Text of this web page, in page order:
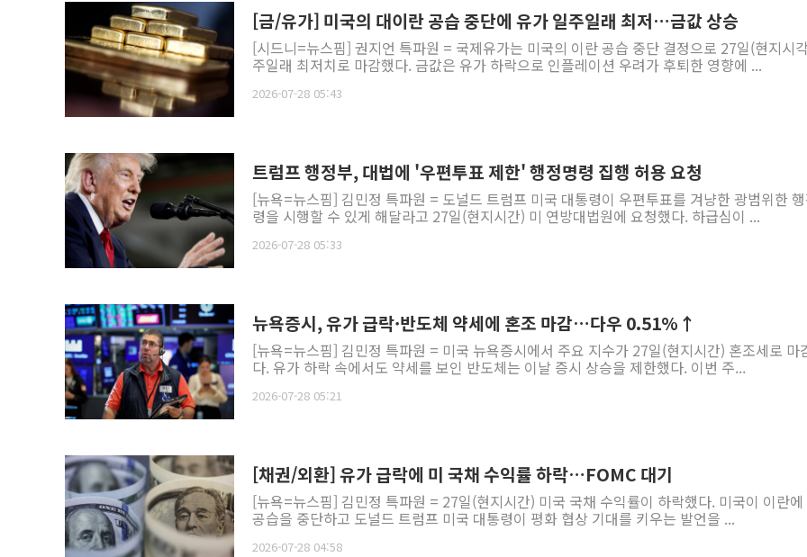
[금/유가] 미국의 대이란 공습 중단에 유가 일주일래 최저…금값 상승
[시드니=뉴스핌] 권지언 특파원 = 국제유가는 미국의 이란 공습 중단 결정으로 27일(현지시
주일래 최저치로 마감했다. 금값은 유가 하락으로 인플레이션 우려가 후퇴한 영향에 ...
2026-07-28 05:43
트럼프 행정부, 대법에 '우편투표 제한' 행정명령 집행 허용 요청
[뉴욕=뉴스핌] 김민정 특파원 = 도널드 트럼프 미국 대통령이 우편투표를 겨냥한 광범위한
령을 시행할 수 있게 해달라고 27일(현지시간) 미 연방대법원에 요청했다. 하급심이 ...
2026-07-28 05:33
뉴욕증시, 유가 급락·반도체 약세에 혼조 마감…다우 0.51%↑
[뉴욕=뉴스핌] 김민정 특파원 = 미국 뉴욕증시에서 주요 지수가 27일(현지시간) 혼조세로 마
다. 유가 하락 속에서도 약세를 보인 반도체는 이날 증시 상승을 제한했다. 이번 주...
2026-07-28 05:21
[채권/외환] 유가 급락에 미 국채 수익률 하락…FOMC 대기
[뉴욕=뉴스핌] 김민정 특파원 = 27일(현지시간) 미국 국채 수익률이 하락했다. 미국이 이란에
공습을 중단하고 도널드 트럼프 미국 대통령이 평화 협상 기대를 키우는 발언을 ...
2026-07-28 04:58